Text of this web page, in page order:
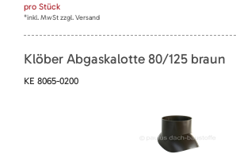
pro Stück
*inkl. MwSt zzgl. Versand
Klöber Abgaskalotte 80/125 braun
KE 8065-0200